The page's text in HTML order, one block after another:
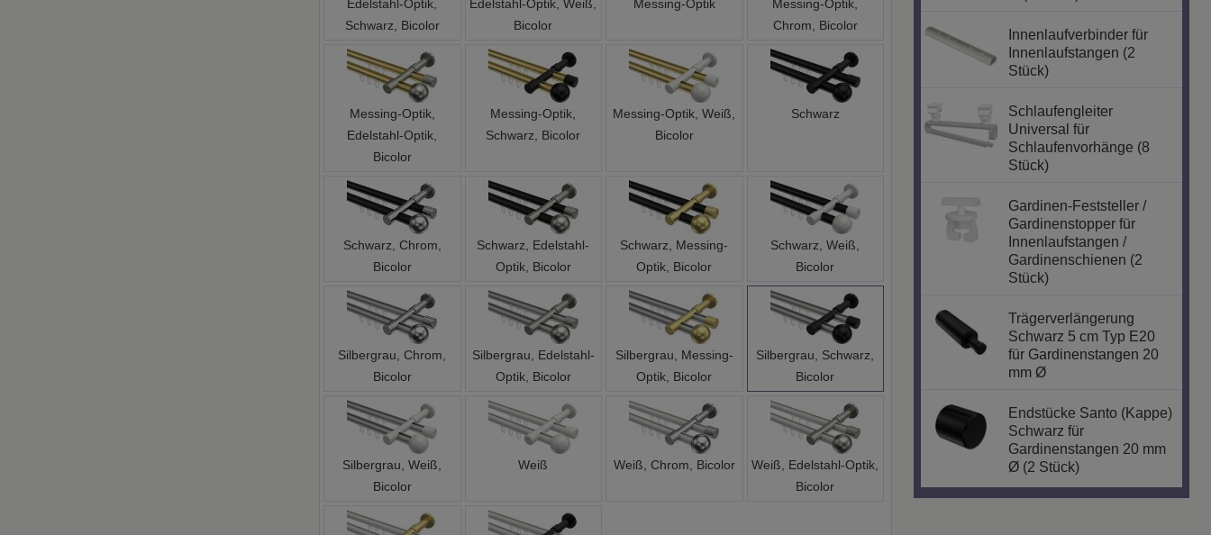
Schwarz, Bicolor
Bicolor
Chrom, Bicolor
Messing-Optik,
Edelstahl-Optik,
Bicolor
Messing-Optik,
Schwarz, Bicolor
Messing-Optik, Weiß,
Bicolor
Schwarz
Schwarz, Chrom,
Bicolor
Schwarz, Edelstahl-
Optik, Bicolor
Schwarz, Messing-
Optik, Bicolor
Schwarz, Weiß,
Bicolor
Silbergrau, Chrom,
Bicolor
Silbergrau, Edelstahl-
Optik, Bicolor
Silbergrau, Messing-
Optik, Bicolor
Silbergrau, Schwarz,
Bicolor
Silbergrau, Weiß,
Bicolor
Weiß, Chrom, Bicolor
Weiß, Edelstahl-Optik,
Bicolor
Innenlaufstangen (2
Stück)
Universal für
Schlaufenvorhänge (8
Stück)
Gardinenstopper für
Innenlaufstangen /
Gardinenschienen (2
Stück)
Schwarz 5 cm Typ E20
für Gardinenstangen 20
mm Ø
Schwarz für
Gardinenstangen 20 mm
Ø (2 Stück)